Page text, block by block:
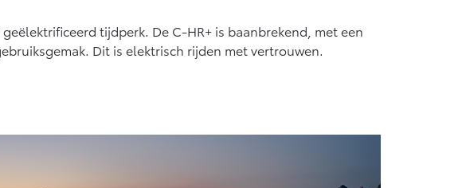
tijdperk. De C-HR+ is baanbrekend, met een
Dit is elektrisch rijden met vertrouwen.